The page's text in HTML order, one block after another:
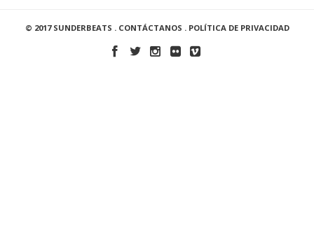
© 2017 SUNDERBEATS . CONTÁCTANOS . POLÍTICA DE PRIVACIDAD